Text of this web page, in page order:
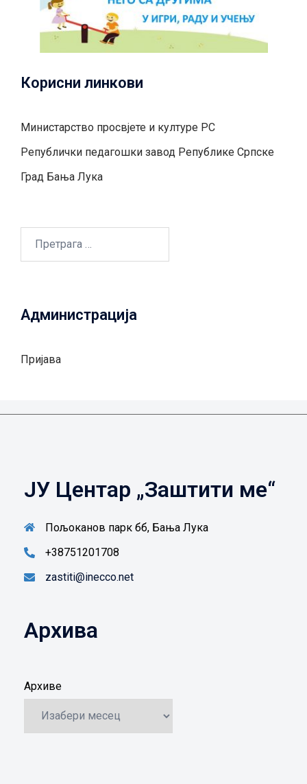
Корисни линкови
Министарство просвјете и културе РС
Републички педагошки завод Републике Српске
Град Бањa Лукa
Администрација
Пријава
ЈУ Центар „Заштити ме“
Пољоканов парк бб, Бања Лука
+38751201708
zastiti@inecco.net
Архива
Архиве